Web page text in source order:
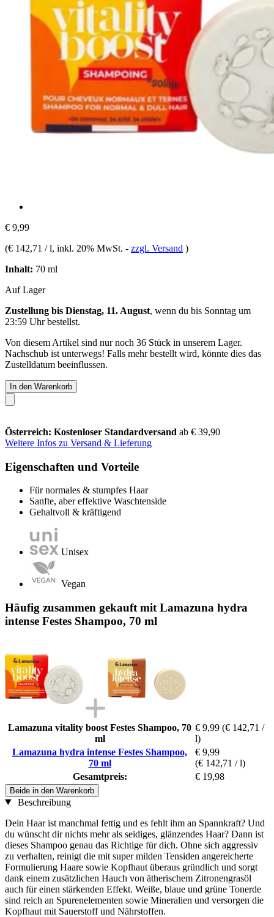
€ 9,99
(€ 142,71 / l, inkl. 20% MwSt. - zzgl. Versand )
Inhalt: 70 ml
Auf Lager
Zustellung bis Dienstag, 11. August, wenn du bis Sonntag um
23:59 Uhrbestellst.
Von diesem Artikel sind nur noch 36 Stück in unserem Lager.
Nachschub ist unterwegs! Falls mehr bestellt wird, könnte dies das
Zustelldatum beeinflussen.
In den Warenkorb
Österreich: Kostenloser Standardversand ab € 39,90
Weitere Infos zu Versand & Lieferung
Eigenschaften und Vorteile
Für normales & stumpfes Haar
Sanfte, aber effektive Waschtenside
Gehaltvoll & kräftigend
Unisex
Vegan
Häufig zusammen gekauft mit Lamazuna hydra
intense Festes Shampoo, 70 ml
Lamazuna vitality boost Festes Shampoo, 70
ml
€ 9,99 (€ 142,71 /
l)
Lamazuna hydra intense Festes Shampoo,
70 ml
€ 9,99
(€ 142,71 / l)
Gesamtpreis:
€ 19,98
Beide in den Warenkorb
Beschreibung
Dein Haar ist manchmal fettig und es fehlt ihm an Spannkraft? Und
du wünscht dir nichts mehr als seidiges, glänzendes Haar? Dann ist
dieses Shampoo genau das Richtige für dich. Ohne sich aggressiv
zu verhalten, reinigt die mit super milden Tensiden angereicherte
Formulierung Haare sowie Kopfhaut überaus gründlich und sorgt
dank einem zusätzlichen Hauch von ätherischem Zitronengrasöl
auch für einen stärkenden Effekt. Weiße, blaue und grüne Tonerde
sind reich an Spurenelementen sowie Mineralien und versorgen die
Kopfhaut mit Sauerstoff und Nährstoffen.